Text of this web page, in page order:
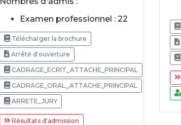
Examen professionnel : 22
Télécharger la brochure
Arrêté d'ouverture
CADRAGE_ECRIT_ATTACHE_PRINCIPAL
CADRAGE_ORAL_ATTACHE_PRINCIPAL
ARRETE_JURY
Résultats d'admission